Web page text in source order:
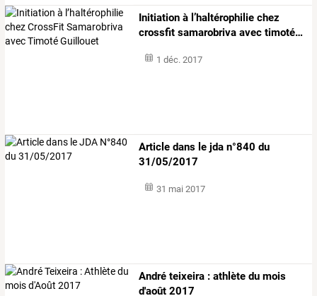
Initiation à l’haltérophilie chez
crossfit samarobriva avec timoté…
1 déc. 2017
Article dans le jda n°840 du
31/05/2017
31 mai 2017
André teixeira : athlète du mois
d'août 2017